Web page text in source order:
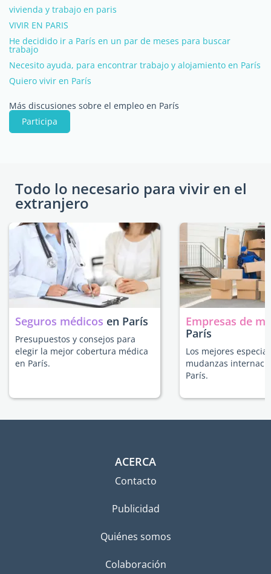
vivienda y trabajo en paris
VIVIR EN PARIS
He decidido ir a París en un par de meses para buscar
trabajo
Necesito ayuda, para encontrar trabajo y alojamiento en París
Quiero vivir en París
Más discusiones sobre el empleo en París
Participa
Todo lo necesario para vivir en el
extranjero
Seguros médicos en París
Presupuestos y consejos para
elegir la mejor cobertura médica
en París.
Empresas de
París
Los mejores
mudanzas
París.
ACERCA
Contacto
Publicidad
Quiénes somos
Colaboración